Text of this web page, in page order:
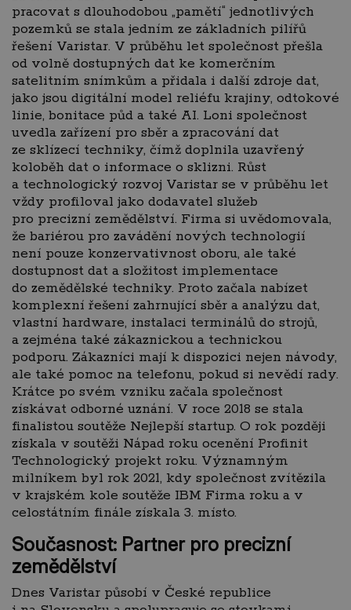
pracovat s dlouhodobou „pamětí“ jednotlivých
pozemků se stala jedním ze základních pilířů
řešení Varistar. V průběhu let společnost přešla
od volně dostupných dat ke komerčním
satelitním snímkům a přidala i další zdroje dat,
jako jsou digitální model reliéfu krajiny, odtokové
linie, bonitace půd a také AI. Loni společnost
uvedla zařízení pro sběr a zpracování dat
ze sklízecí techniky, čímž doplnila uzavřený
koloběh dat o informace o sklizni. Růst
a technologický rozvoj Varistar se v průběhu let
vždy profiloval jako dodavatel služeb
pro precizní zemědělství. Firma si uvědomovala,
že bariérou pro zavádění nových technologií
není pouze konzervativnost oboru, ale také
dostupnost dat a složitost implementace
do zemědělské techniky. Proto začala nabízet
komplexní řešení zahrnující sběr a analýzu dat,
vlastní hardware, instalaci terminálů do strojů,
a zejména také zákaznickou a technickou
podporu. Zákazníci mají k dispozici nejen návody,
ale také pomoc na telefonu, pokud si nevědí rady.
Krátce po svém vzniku začala společnost
získávat odborné uznání. V roce 2018 se stala
finalistou soutěže Nejlepší startup. O rok později
získala v soutěži Nápad roku ocenění Profinit
Technologický projekt roku. Významným
milníkem byl rok 2021, kdy společnost zvítězila
v krajském kole soutěže IBM Firma roku a v
celostátním finále získala 3. místo.
Současnost: Partner pro precizní
zemědělství
Dnes Varistar působí v České republice